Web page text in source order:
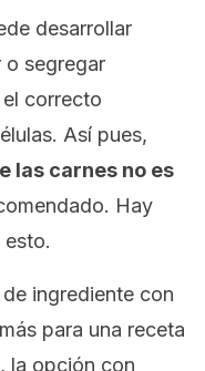
desarrollar
o segregar
correcto
Así pues,
las carnes no es
Hay
ingrediente con
para una receta
la opción con